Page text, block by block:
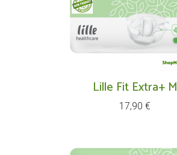
Lille Fit Extra+ M
Prix
17,90 €